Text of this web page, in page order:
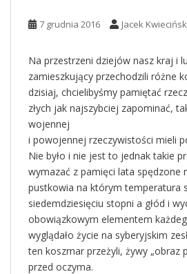
7 grudnia 2016 Jacek
Na przestrzeni dziejów nasz kraj i
zamieszkujący przechodzili różne
dzisiaj, chcielibyśmy pamiętać
złych jak najszybciej zapominać,
wojennej
i powojennej rzeczywistości mieli
Nie było i nie jest to jednak takie
wymazać z pamięci lata spędzone
pustkowia na którym temperatura
siedemdziesięciu stopni a głód i
obowiązkowym elementem
wyglądało życie na syberyjskim
ten koszmar przeżyli, żywy „obraz
przed oczyma.